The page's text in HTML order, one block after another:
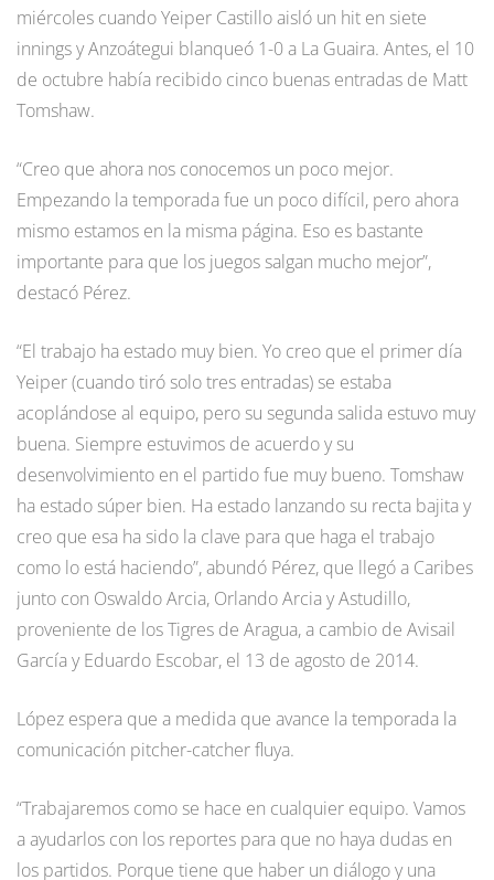
miércoles cuando Yeiper Castillo aisló un hit en siete
innings y Anzoátegui blanqueó 1-0 a La Guaira. Antes, el 10
de octubre había recibido cinco buenas entradas de Matt
Tomshaw.
“Creo que ahora nos conocemos un poco mejor.
Empezando la temporada fue un poco difícil, pero ahora
mismo estamos en la misma página. Eso es bastante
importante para que los juegos salgan mucho mejor”,
destacó Pérez.
“El trabajo ha estado muy bien. Yo creo que el primer día
Yeiper (cuando tiró solo tres entradas) se estaba
acoplándose al equipo, pero su segunda salida estuvo muy
buena. Siempre estuvimos de acuerdo y su
desenvolvimiento en el partido fue muy bueno. Tomshaw
ha estado súper bien. Ha estado lanzando su recta bajita y
creo que esa ha sido la clave para que haga el trabajo
como lo está haciendo”, abundó Pérez, que llegó a Caribes
junto con Oswaldo Arcia, Orlando Arcia y Astudillo,
proveniente de los Tigres de Aragua, a cambio de Avisail
García y Eduardo Escobar, el 13 de agosto de 2014.
López espera que a medida que avance la temporada la
comunicación pitcher-catcher fluya.
“Trabajaremos como se hace en cualquier equipo. Vamos
a ayudarlos con los reportes para que no haya dudas en
los partidos. Porque tiene que haber un diálogo y una